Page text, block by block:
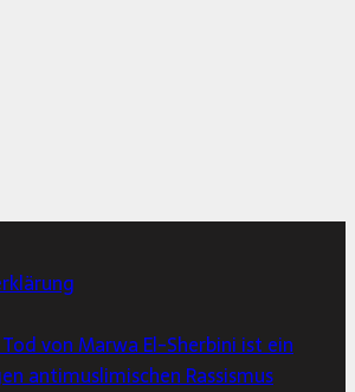
von Marwa El-Sherbini ist ein
antimuslimischen Rassismus